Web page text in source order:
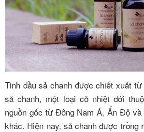
Tinh dầu sả chanh được chiết xuất
sả chanh, một loại cỏ nhiệt đới
nguồn gốc từ Đông Nam Á, Ấn Độ
khác. Hiện nay, sả chanh được trồng